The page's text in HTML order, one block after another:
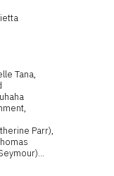
Tana,
Parr),